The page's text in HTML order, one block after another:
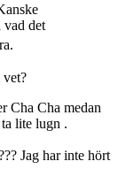
vad det
Cha Cha medan
lite lugn .
Jag har inte hört